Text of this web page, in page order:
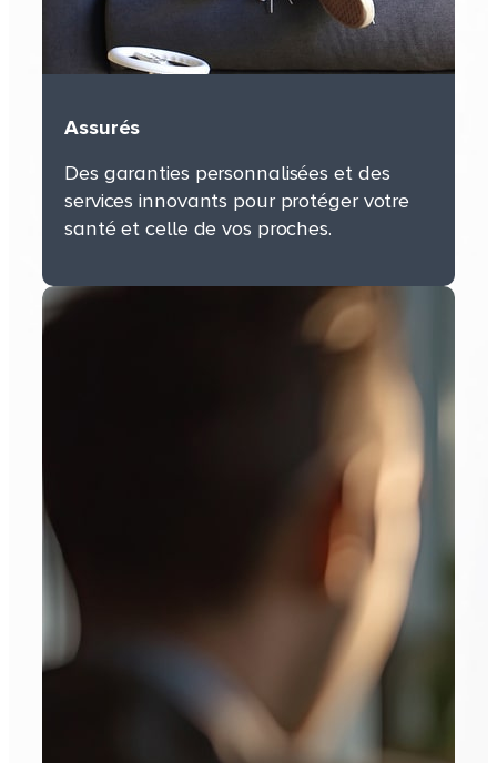
Assurés
Assurés
Des garanties personnalisées et des
services innovants pour protéger votre
santé et celle de vos proches.